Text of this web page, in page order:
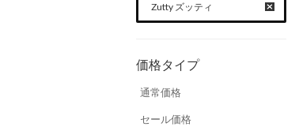
Zutty ズッティ
価格タイプ
通常価格
セール価格